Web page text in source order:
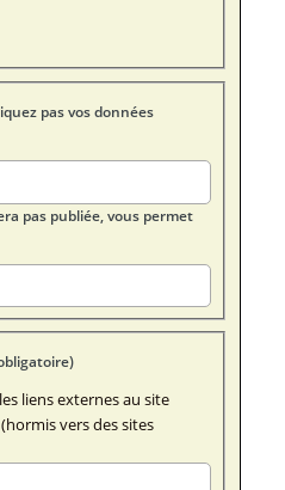
pas vos données
pas publiée, vous permet
de votre message (obligatoire)
liens externes au site
vers des sites